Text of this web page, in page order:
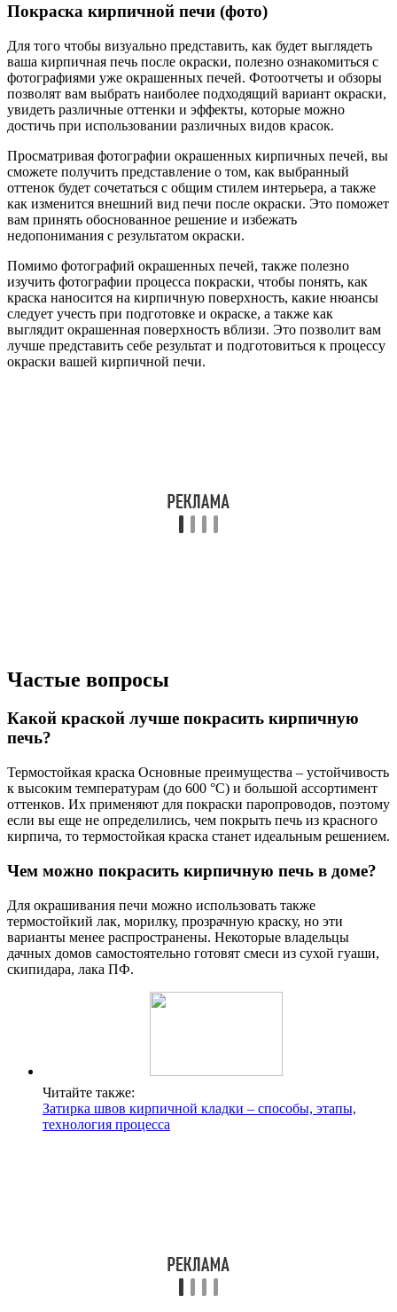
Покраска кирпичной печи (фото)
Для того чтобы визуально представить, как будет выглядеть
ваша кирпичная печь после окраски, полезно ознакомиться с
фотографиями уже окрашенных печей. Фотоотчеты и обзоры
позволят вам выбрать наиболее подходящий вариант окраски,
увидеть различные оттенки и эффекты, которые можно
достичь при использовании различных видов красок.
Просматривая фотографии окрашенных кирпичных печей, вы
сможете получить представление о том, как выбранный
оттенок будет сочетаться с общим стилем интерьера, а также
как изменится внешний вид печи после окраски. Это поможет
вам принять обоснованное решение и избежать
недопонимания с результатом окраски.
Помимо фотографий окрашенных печей, также полезно
изучить фотографии процесса покраски, чтобы понять, как
краска наносится на кирпичную поверхность, какие нюансы
следует учесть при подготовке и окраске, а также как
выглядит окрашенная поверхность вблизи. Это позволит вам
лучше представить себе результат и подготовиться к процессу
окраски вашей кирпичной печи.
Частые вопросы
Какой краской лучше покрасить кирпичную
печь?
Термостойкая краска Основные преимущества – устойчивость
к высоким температурам (до 600 °C) и большой ассортимент
оттенков. Их применяют для покраски паропроводов, поэтому
если вы еще не определились, чем покрыть печь из красного
кирпича, то термостойкая краска станет идеальным решением.
Чем можно покрасить кирпичную печь в доме?
Для окрашивания печи можно использовать также
термостойкий лак, морилку, прозрачную краску, но эти
варианты менее распространены. Некоторые владельцы
дачных домов самостоятельно готовят смеси из сухой гуаши,
скипидара, лака ПФ.
Читайте также:
Затирка швов кирпичной кладки – способы, этапы,
технология процесса